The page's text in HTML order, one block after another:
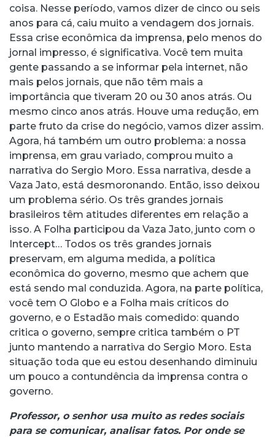
coisa. Nesse período, vamos dizer de cinco ou seis
anos para cá, caiu muito a vendagem dos jornais.
Essa crise econômica da imprensa, pelo menos do
jornal impresso, é significativa. Você tem muita
gente passando a se informar pela internet, não
mais pelos jornais, que não têm mais a
importância que tiveram 20 ou 30 anos atrás. Ou
mesmo cinco anos atrás. Houve uma redução, em
parte fruto da crise do negócio, vamos dizer assim.
Agora, há também um outro problema: a nossa
imprensa, em grau variado, comprou muito a
narrativa do Sergio Moro. Essa narrativa, desde a
Vaza Jato, está desmoronando. Então, isso deixou
um problema sério. Os três grandes jornais
brasileiros têm atitudes diferentes em relação a
isso. A Folha participou da Vaza Jato, junto com o
Intercept… Todos os três grandes jornais
preservam, em alguma medida, a política
econômica do governo, mesmo que achem que
está sendo mal conduzida. Agora, na parte política,
você tem O Globo e a Folha mais críticos do
governo, e o Estadão mais comedido: quando
critica o governo, sempre critica também o PT
junto mantendo a narrativa do Sergio Moro. Esta
situação toda que eu estou desenhando diminuiu
um pouco a contundência da imprensa contra o
governo.
Professor, o senhor usa muito as redes sociais
para se comunicar, analisar fatos. Por onde se